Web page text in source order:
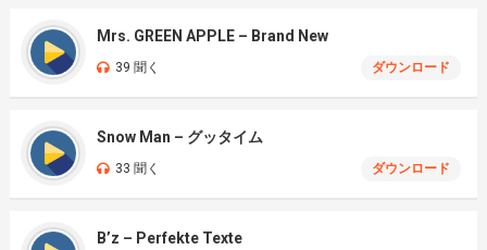
Mrs. GREEN APPLE – Brand New
39 聞く ダウンロード
Snow Man – グッタイム
33 聞く ダウンロード
B’z – Perfekte Texte